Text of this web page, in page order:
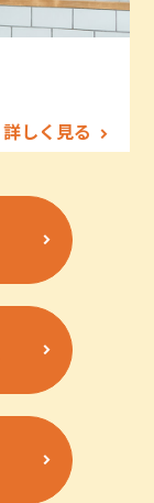
詳しく見る